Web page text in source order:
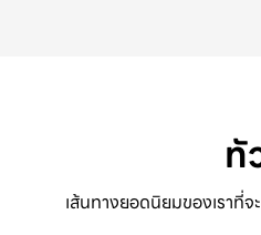
ทั
เส้นทางยอดนิยมของเราที่